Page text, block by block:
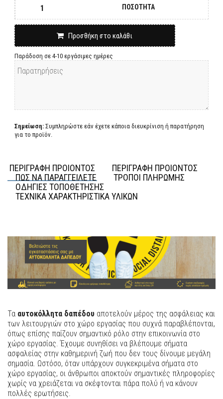
ΠΟΣΟΤΗΤΑ
Προσθήκη στο καλάθι
Παράδοση σε 4-10 εργάσιμες ημέρες
Σημείωση: Συμπληρώστε εάν έχετε κάποια διευκρίνιση ή παρατήρηση
για το προϊόν.
ΠΕΡΙΓΡΑΦΗ ΠΡΟΙΟΝΤΟΣ
ΠΕΡΙΓΡΑΦΗ ΠΡΟΙΟΝΤΟΣ
ΠΩΣ ΝΑ ΠΑΡΑΓΓΕΙΛΕΤΕ
ΤΡΟΠΟΙ ΠΛΗΡΩΜΗΣ
ΟΔΗΓΙΕΣ ΤΟΠΟΘΕΤΗΣΗΣ
ΤΕΧΝΙΚΑ ΧΑΡΑΚΤΗΡΙΣΤΙΚΑ ΥΛΙΚΩΝ
Τα αυτοκόλλητα δαπέδου αποτελούν μέρος της ασφάλειας και
των λειτουργιών στο χώρο εργασίας που συχνά παραβλέπονται,
όπως επίσης παίζουν σημαντικό ρόλο στην επικοινωνία στο
χώρο εργασίας. Έχουμε συνηθίσει να βλέπουμε σήματα
ασφαλείας στην καθημερινή ζωή που δεν τους δίνουμε μεγάλη
σημασία. Ωστόσο, όταν υπάρχουν συγκεκριμένα σήματα στο
χώρο εργασίας, οι άνθρωποι αποκτούν σημαντικές πληροφορίες
χωρίς να χρειάζεται να σκέφτονται πάρα πολύ ή να κάνουν
πολλές ερωτήσεις.